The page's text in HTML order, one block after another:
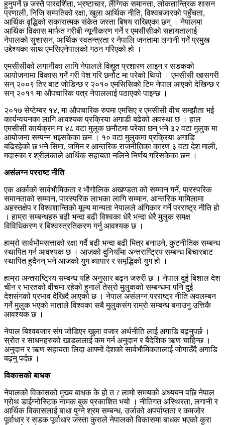
हुनुपर्ने छ जस्तै पारदर्शिता, भ्रष्टाचार, लैंग्गिक समानता, लोकतान्त्रिक शासन
प्रणाली, निजि सम्पतिको रक्षा, खुला आर्थिक नीति, विश्वबजारको पहुँचता,
आर्थिक वृद्धिको सकारात्मक संकेत जस्ता बिषय राखिएका छन् । नेपालमा
आर्थिक विकास मार्फत गरीबी न्यूनीकरण गर्ने र एमसीसीको सहायतालाई
नेपालको सुशासन, आर्थिक स्वतन्त्रता र नेपालि जनतामा लगानी गर्ने प्रमुख
उद्देश्यका साथ एमसिएनेपालको गठन गरिएको हो ।
एमसीसीको लगानीका लागि नेपालले विद्युत प्रशारण लाइन र सडकको
आयोजनामा विकास गर्ने गरी पेश गरि छनौट मा परेको थियो । एमसीसी खासगरी
सन् २००९ तिर बाट जोडिन्छ र २०१० एमसिसिको टिम नेपाल आएको देखिन्छ र
सन् २०११ मा औपचारिक पत्र नेपाललाई पठाएको पाइन्छ ।
२०१७ सेप्टेम्बर १४, मा औपचारिक रुपमा एमसिए र एमसीसी वीच सम्झौता भई
कार्यन्वयनका लागि आवश्यक प्रक्रिया अगाडी बढेको अवस्था छ । हाल
एमसीसी कार्यक्रम मा ४८ वटा मुलुक छनौटमा परेका छन् भने ३२ वटा मुलुक मा
आयोजना सम्पन्न भइसकेका छन । १० वटा मुलुकमा प्रक्रिया अगाडि
बढिरहेको छ भने सिमा, जमिन र आन्तरिक राजनीतिका कारण ३ वटा देश माली,
मदास्का र श्रीलंकाले आर्थिक सहायता नलिने निर्णय गरिसकेका छन ।
असंलग्न परराष्ट नीति
एक अर्काको सार्वभौमिकता र भौगोलिक अखण्डता को सम्मान गर्ने, पारस्परिक
समानताको सम्मान, पारस्परिक लाभका लागि सम्मान, आन्तरिक मामिलामा
अहस्तक्षेप र विश्वशान्तिको मूल्य मान्यता नेपालले अंगिकार गर्ने परराष्ट्र नीति हो
। हाम्रा सम्बन्धहरु बढी भन्दा बढी विश्वका धेरै भन्दा धेरै मुलुक समक्ष
विविधिकरण र बिश्वस्त्रतिकरण गर्नु आवश्यक छ ।
हाम्रो सार्वभौमसत्ताको रक्षा गर्दै बढी भन्दा बढी मित्र बनाउने, कुटनीतिक सम्बन्ध
स्थापित गर्न आवश्यक छ । आजको दुनियाँमा अन्तराष्ट्रिय सम्बन्ध बिचारबाट
स्थापित हुदैनन् भने आजको युग ब्यापार र समृद्धिको युग हो ।
हाम्रा अन्तराष्ट्रिय सम्बन्ध यहि अनुसार बढ्न जरुरी छ । नेपाल दुई बिशाल देश
चीन र भारतको वीचमा रहेको हुनाले तेस्रो मुलुकको सम्बन्धमा पनि दुई
देशसंगको प्रभाव देखिदै आएको छ । नेपाल असंलग्न परराष्ट्र नीति अवलम्बन
गर्ने मुलुक भएको नाताले विश्वका सबै मुलुकसंग राम्रो सम्बन्ध बनाउनु उत्तिकै
आवश्यक छ ।
नेपाल बिश्वबजार संग जोडिएर खुला वजार अर्थनीति लाई अगाडि बढ्नुपर्छ ।
स्रोत र साधनहरुको खाडललाई कम गर्न अनुदान र बैदेशिक ऋण चाहिन्छ ।
अनुदान र ऋण सहायता लिदा आफ्नो देशको सार्वभौमिकतालाई जोगाउँदै अगाडि
बढ्नु पर्दछ ।
विकासको बाधक
नेपालको विकासको मुख्य बाधक के हो त ? लामो समयको अध्ययन पछि नेपाल
ग्रोथ डाईग्नोस्टिक नामक बुक प्रकाशित भयो । नीतिगत अस्थिरता, लगानी र
आर्थिक विकासलाई बाधा पुग्ने श्रम सम्बन्ध, उर्जाको अपर्याप्तता र कमजोर
पूर्वाधार र सडक पूर्वाधार जस्ता कुराले नेपालको विकासमा बाधक भएको कुरा